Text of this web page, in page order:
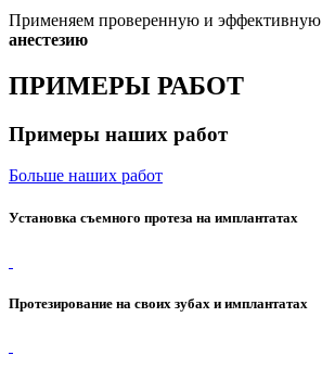
Применяем проверенную и эффективную
анестезию
ПРИМЕРЫ РАБОТ
Примеры наших работ
Больше наших работ
Установка съемного протеза на имплантатах
Протезирование на своих зубах и имплантатах